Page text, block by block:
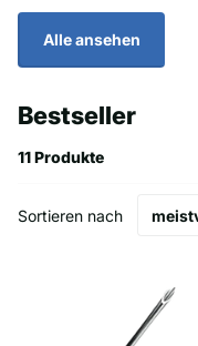
Alle ansehen
Bestseller
11 Produkte
Sortieren nach